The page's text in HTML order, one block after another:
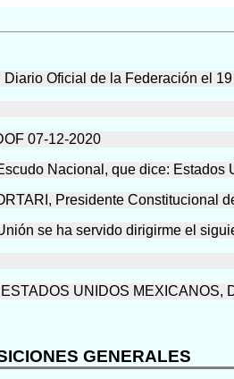
Oficial de la Federación el
07-12-2020
Nacional, que dice:
Presidente Constitucional
se ha servido dirigirme el
UNIDOS MEXICANOS,
GENERALES